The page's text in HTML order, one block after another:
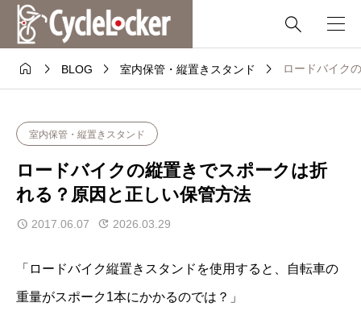

  BLOG  室内保管・縦置きスタンド  ロードバイク
室内保管・縦置きスタンド
ロードバイクの縦置きでスポークは折
れる？原因と正しい保管方法
2017.06.07 2026.03.29
「ロードバイク縦置きスタンドを使用すると、自転車の
重量がスポーク1本にかかるのでは？」